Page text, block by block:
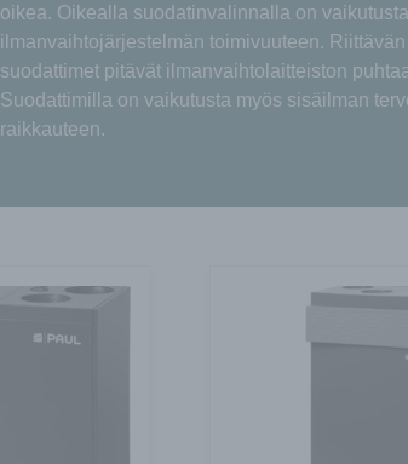
oikea. Oikealla suodatinvalinnalla on vaikutusta
ilmanvaihtojärjestelmän toimivuuteen.
suodattimet pitävät ilmanvaihtolaitteiston
Suodattimilla on vaikutusta myös sisäilman
raikkauteen.